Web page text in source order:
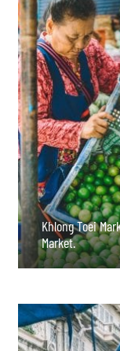
Khlong Toei
Market.